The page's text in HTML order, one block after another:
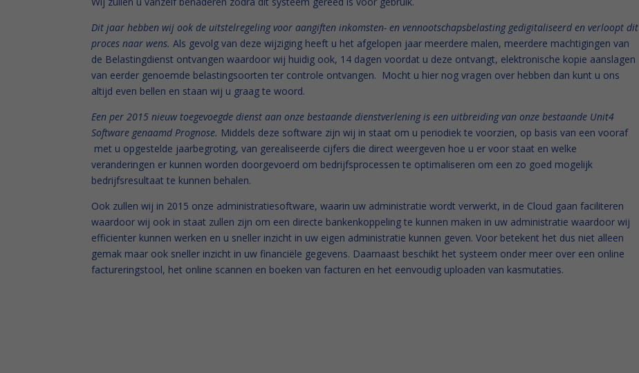
Dit jaar hebben wij ook de uitstelregeling voor aangiften inkomsten- en vennootschapsbelasting gedigitaliseerd en verloopt dit
proces naar wens. Als gevolg van deze wijziging heeft u het afgelopen jaar meerdere malen, meerdere machtigingen van
de Belastingdienst ontvangen waardoor wij huidig ook, 14 dagen voordat u deze ontvangt, elektronische kopie aanslagen
van eerder genoemde belastingsoorten ter controle ontvangen. Mocht u hier nog vragen over hebben dan kunt u ons
altijd even bellen en staan wij u graag te woord.
Een per 2015 nieuw toegevoegde dienst aan onze bestaande dienstverlening is een uitbreiding van onze bestaande Unit4
Software genaamd Prognose. Middels deze software zijn wij in staat om u periodiek te voorzien, op basis van een vooraf
met u opgestelde jaarbegroting, van gerealiseerde cijfers die direct weergeven hoe u er voor staat en welke
veranderingen er kunnen worden doorgevoerd om bedrijfsprocessen te optimaliseren om een zo goed mogelijk
bedrijfsresultaat te kunnen behalen.
Ook zullen wij in 2015 onze administratiesoftware, waarin uw administratie wordt verwerkt, in de Cloud gaan faciliteren
waardoor wij ook in staat zullen zijn om een directe bankenkoppeling te kunnen maken in uw administratie waardoor wij
efficienter kunnen werken en u sneller inzicht in uw eigen administratie kunnen geven. Voor betekent het dus niet alleen
gemak maar ook sneller inzicht in uw financiële gegevens. Daarnaast beschikt het systeem onder meer over een online
factureringstool, het online scannen en boeken van facturen en het eenvoudig uploaden van kasmutaties.